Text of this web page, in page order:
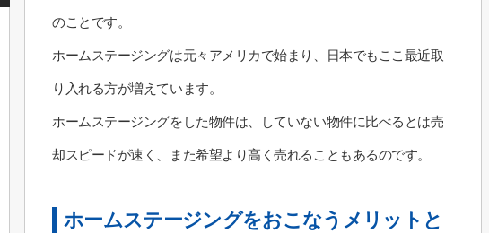
のことです。
ホームステージングは元々アメリカで始まり、日本でもここ最近取
り入れる方が増えています。
ホームステージングをした物件は、していない物件に比べるとは売
却スピードが速く、また希望より高く売れることもあるのです。
ホームステージングをおこなうメリットと